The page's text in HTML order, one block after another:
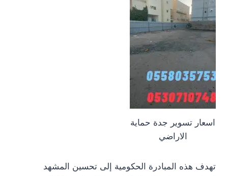
اسعار تسوير جدة حماية
الاراضي
تهدف هذه المبادرة الحكومية إلى تحسين المشهد